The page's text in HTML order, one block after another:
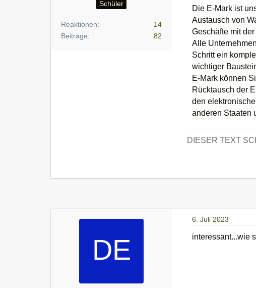
Schüler
Reaktionen
14
Beiträge
82
Die E-Mark ist
Austausch von
Geschäfte mit
Alle
Schritt ein
wichtiger
E-Mark können
Rücktausch der
den
anderen Staaten
DIESER TEXT
6. Juli 2023
interessant...wie